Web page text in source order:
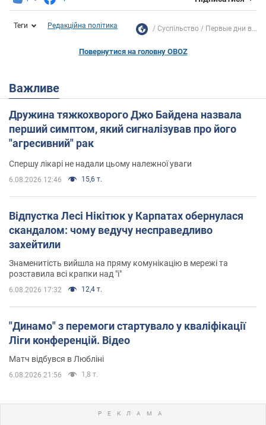
Теги Редакційна політика Суспільство Первые дни в...
Повернутися на головну OBOZ
Важливе
Дружина тяжкохворого Джо Байдена назвала
перший симптом, який сигналізував про його
"агресивний" рак
Спершу лікарі не надали цьому належної уваги
6.08.2026 12:46 15,6 т.
Відпустка Лесі Нікітюк у Карпатах обернулася
скандалом: чому ведучу несправедливо
захейтили
Знаменитість вийшла на пряму комунікацію в мережі та
розставила всі крапки над "і"
6.08.2026 17:32 12,4 т.
"Динамо" з перемоги стартувало у кваліфікації
Ліги конференцій. Відео
Матч відбувся в Любліні
6.08.2026 21:56 1,8 т.